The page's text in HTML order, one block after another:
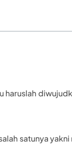
haruslah
satunya